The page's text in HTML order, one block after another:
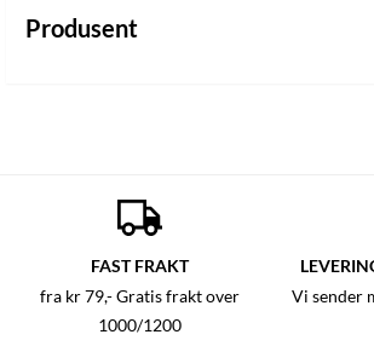
Produsent
FAST FRAKT
fra kr 79,- Gratis frakt over
1000/1200
Vi sender